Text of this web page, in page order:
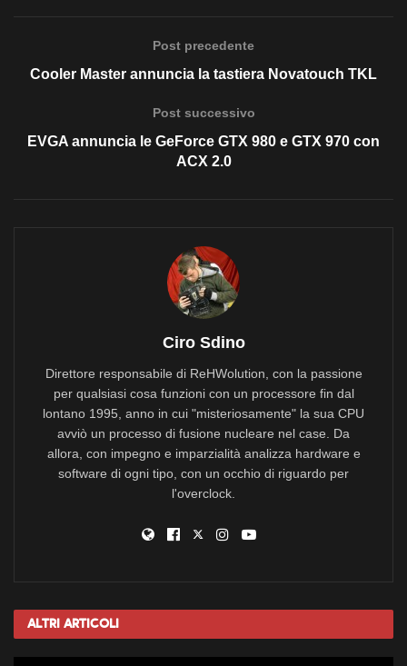
Post precedente
Cooler Master annuncia la tastiera Novatouch TKL
Post successivo
EVGA annuncia le GeForce GTX 980 e GTX 970 con
ACX 2.0
Ciro Sdino
Direttore responsabile di ReHWolution, con la passione
per qualsiasi cosa funzioni con un processore fin dal
lontano 1995, anno in cui "misteriosamente" la sua CPU
avviò un processo di fusione nucleare nel case. Da
allora, con impegno e imparzialità analizza hardware e
software di ogni tipo, con un occhio di riguardo per
l'overclock.
Altri Articoli